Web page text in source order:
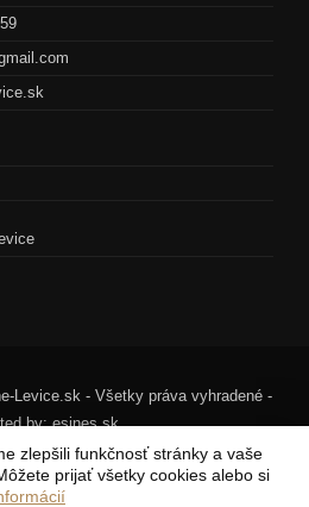
Levice.sk - Všetky práva vyhradené -
by:esines.sk
zlepšili funkčnosť stránky a vaše
prijať všetky cookies alebo si